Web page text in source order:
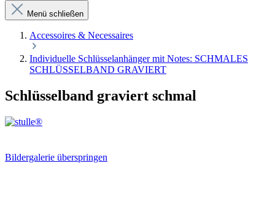
Menü schließen
Accessoires & Necessaires
Individuelle Schlüsselanhänger mit Notes: SCHMALES
SCHLÜSSELBAND GRAVIERT
Schlüsselband graviert schmal
Bildergalerie überspringen